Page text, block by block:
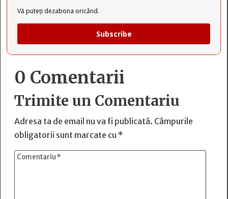
Vă puteți dezabona oricând.
Subscribe
0 Comentarii
Trimite un Comentariu
Adresa ta de email nu va fi publicată. Câmpurile
obligatorii sunt marcate cu *